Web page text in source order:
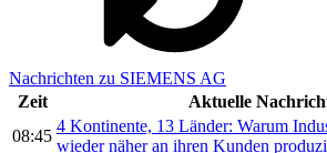
Nachrichten zu SIEMENS AG
Zeit
Aktuelle
08:45
4 Kontinente, 13 Länder: Warum
wieder näher an ihren Kunden